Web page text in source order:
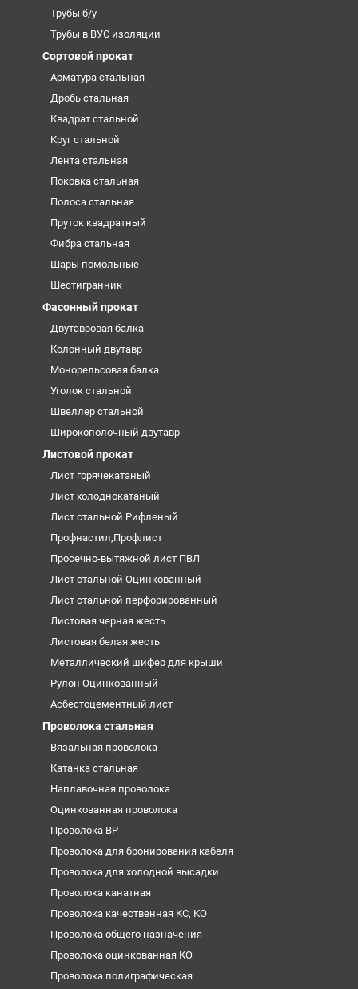
Трубы б/у
Трубы в ВУС изоляции
Сортовой прокат
Арматура стальная
Дробь стальная
Квадрат стальной
Круг стальной
Лента стальная
Поковка стальная
Полоса стальная
Пруток квадратный
Фибра стальная
Шары помольные
Шестигранник
Фасонный прокат
Двутавровая балка
Колонный двутавр
Монорельсовая балка
Уголок стальной
Швеллер стальной
Широкополочный двутавр
Листовой прокат
Лист горячекатаный
Лист холоднокатаный
Лист стальной Рифленый
Профнастил,Профлист
Просечно-вытяжной лист ПВЛ
Лист стальной Оцинкованный
Лист стальной перфорированный
Листовая черная жесть
Листовая белая жесть
Металлический шифер для крыши
Рулон Оцинкованный
Асбестоцементный лист
Проволока стальная
Вязальная проволока
Катанка стальная
Наплавочная проволока
Оцинкованная проволока
Проволока ВР
Проволока для бронирования кабеля
Проволока для холодной высадки
Проволока канатная
Проволока качественная КС, КО
Проволока общего назначения
Проволока оцинкованная КО
Проволока полиграфическая